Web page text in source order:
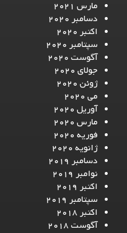
مارس 2021
دسامبر 2020
اکتبر 2020
سپتامبر 2020
آگوست 2020
جولای 2020
ژوئن 2020
می 2020
آوریل 2020
مارس 2020
فوریه 2020
ژانویه 2020
دسامبر 2019
نوامبر 2019
اکتبر 2019
سپتامبر 2019
اکتبر 2018
آگوست 2018